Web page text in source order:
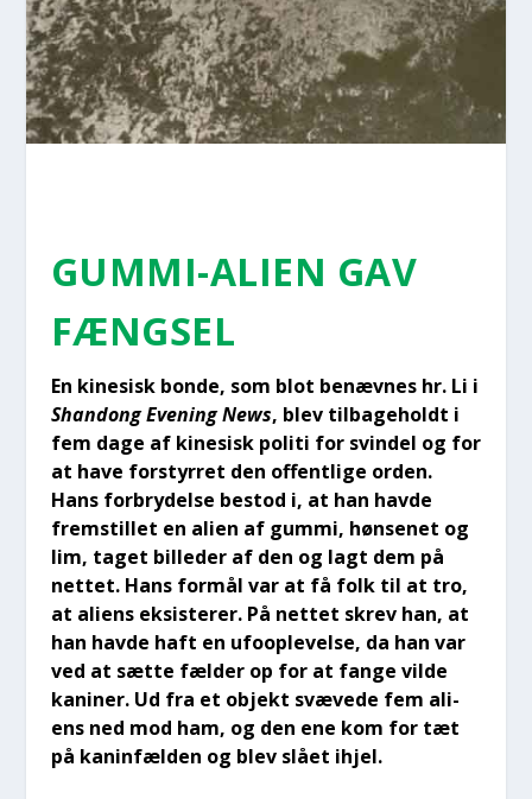
GUM­MI-ALI­EN GAV
FÆNGSEL
En kine­sisk bon­de, som blot benæv­nes hr. Li i
Shan­dong Eve­ning News, blev til­ba­ge­holdt i
fem dage af kine­sisk poli­ti for svin­del og for
at have for­styr­ret den offent­li­ge orden.
Hans for­bry­del­se bestod i, at han hav­de
frem­stil­let en ali­en af gum­mi, høn­se­net og
lim, taget bil­le­der af den og lagt dem på
net­tet. Hans for­mål var at få folk til at tro,
at ali­ens eksi­ste­rer. På net­tet skrev han, at
han hav­de haft en ufoop­le­vel­se, da han var
ved at sæt­te fæl­der op for at fan­ge vil­de
kani­ner. Ud fra et objekt svæ­ve­de fem ali­
ens ned mod ham, og den ene kom for tæt
på kan­in­fæl­den og blev slå­et ihjel.